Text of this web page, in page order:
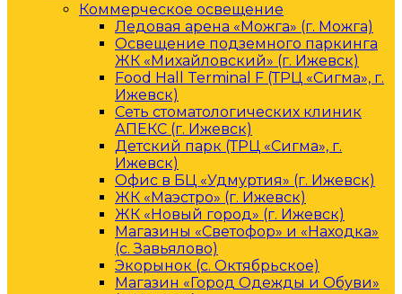
Коммерческое освещение
Ледовая арена «Можга» (г. Можга)
Освещение подземного паркинга
ЖК «Михайловский» (г. Ижевск)
Food Hall Terminal F (ТРЦ «Сигма», г.
Ижевск)
Сеть стоматологических клиник
АПЕКС (г. Ижевск)
Детский парк (ТРЦ «Сигма», г.
Ижевск)
Офис в БЦ «Удмуртия» (г. Ижевск)
ЖК «Маэстро» (г. Ижевск)
ЖК «Новый город» (г. Ижевск)
Магазины «Светофор» и «Находка»
(с. Завьялово)
Экорынок (с. Октябрьское)
Магазин «Город Одежды и Обуви»